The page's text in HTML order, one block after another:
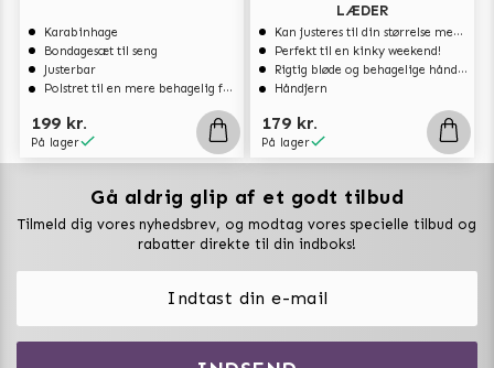
Karabinhage
Bondagesæt til seng
Justerbar
Polstret til en mere behagelig følelse
199 kr.
På lager
LÆDER
Kan justeres til din størrelse med spænderne
Perfekt til en kinky weekend!
Rigtig bløde og behagelige håndjern
Håndjern
179 kr.
På lager
Gå aldrig glip af et godt tilbud
Tilmeld dig vores nyhedsbrev, og modtag vores specielle tilbud og
rabatter direkte til din indboks!
Vuxen Magazine
Vibratorer